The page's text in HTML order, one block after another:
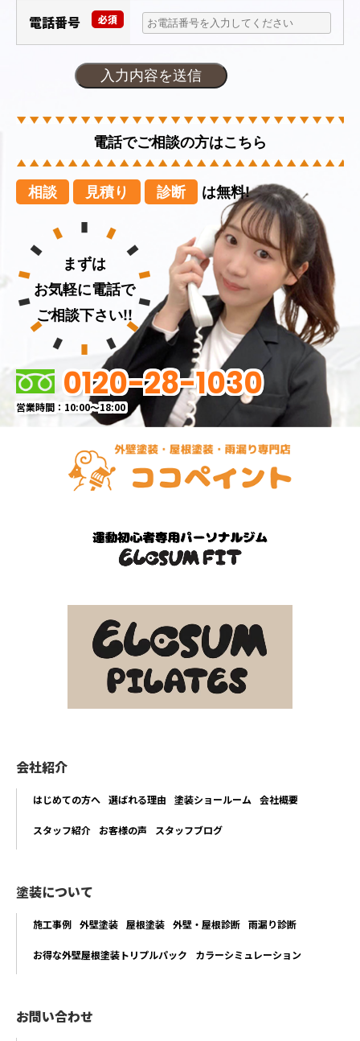
電話番号 必須
電話でご相談の方はこちら
相談 見積り 診断 は無料!
まずは
お気軽に電話で
ご相談下さい!!
0120-28-1030
営業時間：10:00～18:00
会社紹介
はじめての方へ 選ばれる理由 塗装ショールーム 会社概要
スタッフ紹介 お客様の声 スタッフブログ
塗装について
施工事例 外壁塗装 屋根塗装 外壁・屋根診断 雨漏り診断
お得な外壁屋根塗装トリプルパック カラーシミュレーション
お問い合わせ